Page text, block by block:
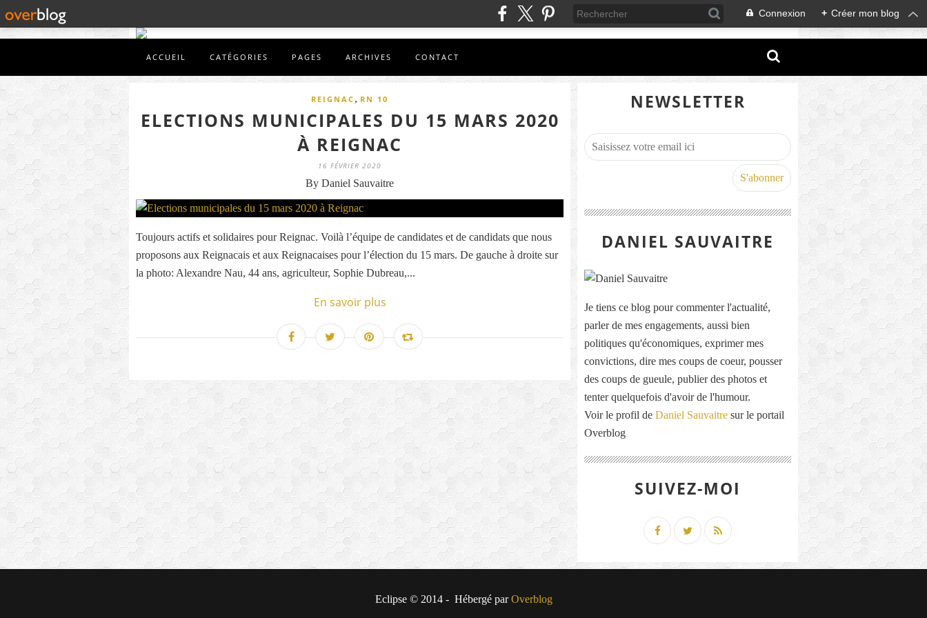
Connexion + Créer mon blog
ACCUEIL CATÉGORIES PAGES ARCHIVES CONTACT
REIGNAC , RN 10
ELECTIONS MUNICIPALES DU 15 MARS 2020
À REIGNAC
16 FÉVRIER 2020
By Daniel Sauvaitre
Toujours actifs et solidaires pour Reignac. Voilà l’équipe de candidates et de candidats que nous
proposons aux Reignacais et aux Reignacaises pour l’élection du 15 mars. De gauche à droite sur
la photo: Alexandre Nau, 44 ans, agriculteur, Sophie Dubreau,...
En savoir plus
NEWSLETTER
DANIEL SAUVAITRE
Je tiens ce blog pour commenter l'actualité,
parler de mes engagements, aussi bien
politiques qu'économiques, exprimer mes
convictions, dire mes coups de coeur, pousser
des coups de gueule, publier des photos et
tenter quelquefois d'avoir de l'humour.
Voir le profil de Daniel Sauvaitre sur le portail
Overblog
SUIVEZ-MOI
Eclipse © 2014 - Hébergé parOverblog